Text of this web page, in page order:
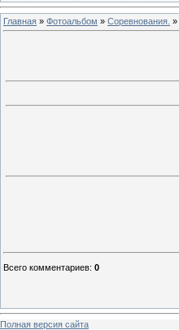
Главная » Фотоальбом » Соревнования. »
Всего комментариев: 0
Полная версия сайта